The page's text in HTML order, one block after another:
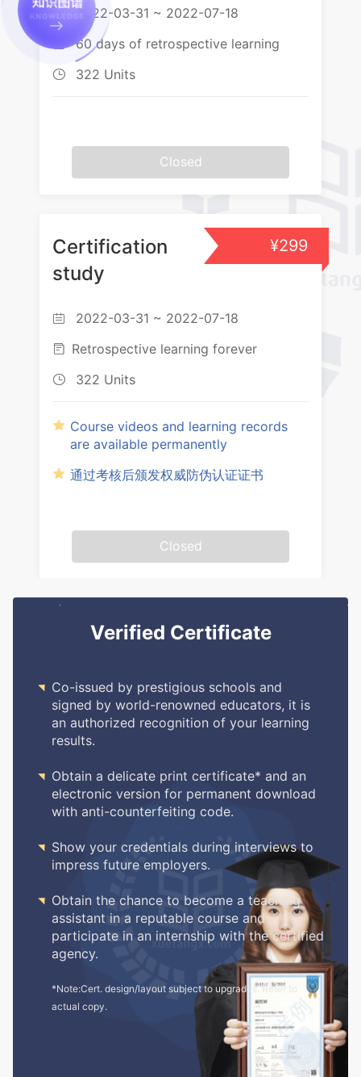
 2022-03-31 ~ 2022-07-18
60 days of retrospective learning
 322 Units
Closed
¥299
Certification
study
 2022-03-31 ~ 2022-07-18
 Retrospective learning forever
 322 Units
Course videos and learning records
are available permanently
通过考核后颁发权威防伪认证证书
Closed
Verified Certificate
 Co-issued by prestigious schools and
signed by world-renowned educators, it is
an authorized recognition of your learning
results.
 Obtain a delicate print certificate* and an
electronic version for permanent download
with anti-counterfeiting code.
 Show your credentials during interviews to
impress future employers.
 Obtain the chance to become a teaching
assistant in a reputable course and
participate in an internship with the certified
agency.
*Note:Cert. design/layout subject to upgrades. Refer to
actual copy.